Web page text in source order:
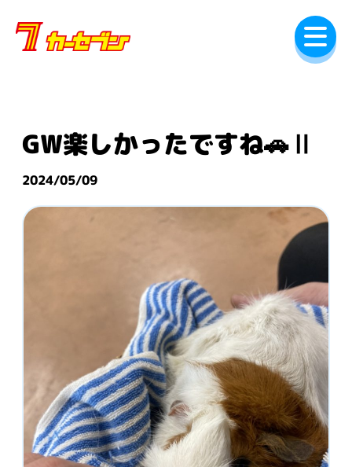
容
GW楽しかったですね🚗Ⅱ
2024/05/09